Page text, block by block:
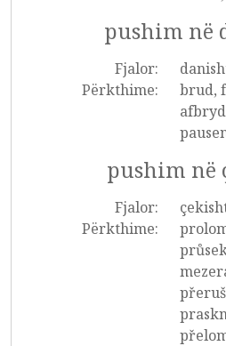
pushim në
Fjalor:
Përkthime:
brud,
pushim në
Fjalor:
Përkthime: